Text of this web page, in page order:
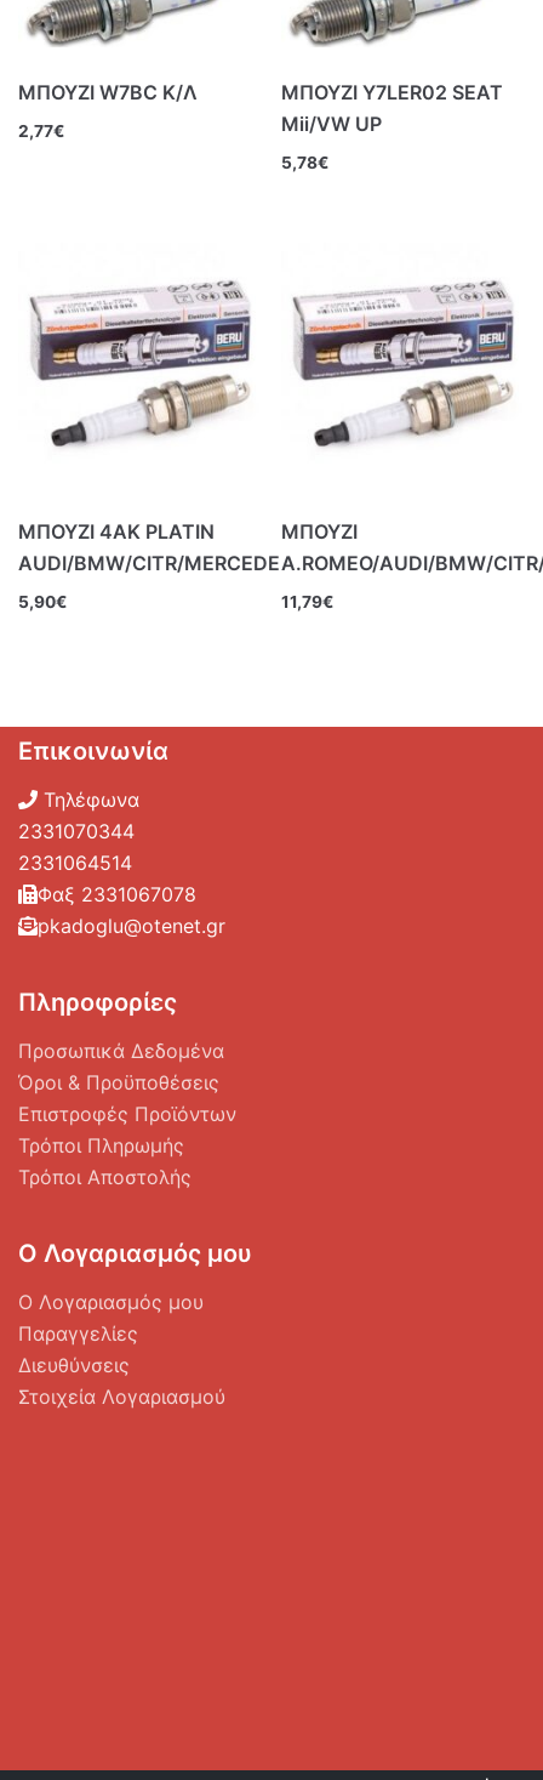
ΜΠΟΥΖΙ W7BC Κ/Λ
2,77€
ΜΠΟΥΖΙ Y7LER02 SEAT
Mii/VW UP
5,78€
ΜΠΟΥΖΙ 4ΑΚ PLATIN
AUDI/BMW/CITR/MERCEDE
5,90€
ΜΠΟΥΖΙ
Α.ROMEO/AUDI/BMW/
11,79€
Επικοινωνία
Τηλέφωνα
2331070344
2331064514
Φαξ 2331067078
pkadoglu@otenet.gr
Πληροφορίες
Προσωπικά Δεδομένα
Όροι & Προϋποθέσεις
Επιστροφές Προϊόντων
Τρόποι Πληρωμής
Τρόποι Αποστολής
Ο Λογαριασμός μου
Ο Λογαριασμός μου
Παραγγελίες
Διευθύνσεις
Στοιχεία Λογαριασμού